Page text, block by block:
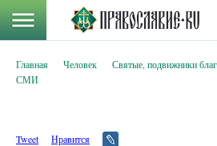
Главная Человек Святые, подвижники
СМИ
Tweet Нравится